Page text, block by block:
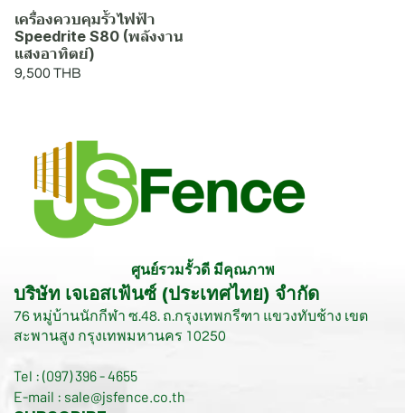
เครื่องควบคุมรั้วไฟฟ้า
Speedrite S80 (พลังงาน
แสงอาทิตย์)
9,500 THB
ศูนย์รวมรั้วดี มีคุณภาพ
บริษัท เจเอสเฟ้นซ์ (ประเทศไทย) จำกัด
76 หมู่บ้านนักกีฬา ซ.48. ถ.กรุงเทพกรีฑา แขวงทับช้าง เขต
สะพานสูง กรุงเทพมหานคร 10250
Tel : (097) 396 - 4655
E-mail : sale@jsfence.co.th